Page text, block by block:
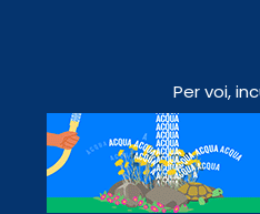
Per voi,